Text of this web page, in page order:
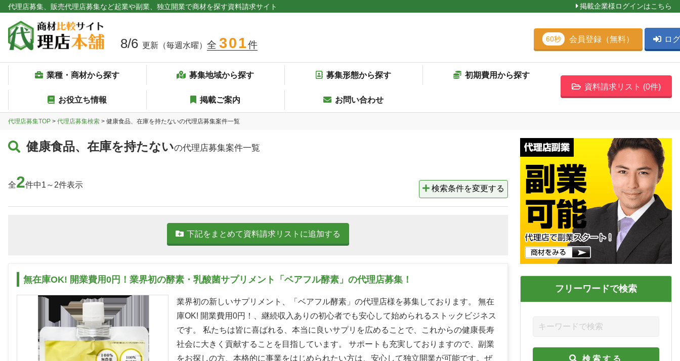
代理店募集、販売代理店募集など起業や副業、独立開業で商材を探す資料請求サイト 掲載企業様ログインはこちら
8/6 更新（毎週水曜） 全 301件
業種・商材から探す 募集地域から探す 募集形態から探す 初期費用から探す
お役立ち情報 掲載ご案内 お問い合わせ
資料請求リスト (0件)
60秒 会員登録（無料） ロ
代理店募集TOP > 代理店募集検索 > 健康食品、在庫を持たないの代理店募集案件一覧
健康食品、在庫を持たないの代理店募集案件一覧
全2件中1～2件表示 検索条件を変更する
下記をまとめて資料請求リストに追加する
無在庫OK! 開業費用0円！業界初の酵素・乳酸菌サプリメント「ベアフル酵素」の代理店募集！
業界初の新しいサプリメント、「ベアフル酵素」の代理店様を募集しております。 無在
庫OK! 開業費用0円！、継続収入ありの初心者でも安心して始められるストックビジネス
です。 私たちは皆に喜ばれる、本当に良いサプリを広めることで、これからの健康長寿
社会に大きく貢献することを目指しています。 サポートも充実しておりますので、副業
をお探しの方、本格的に事業をはじめられたい方は、安心して独立開業が可能です。ぜ
フリーワードで検索
検索する